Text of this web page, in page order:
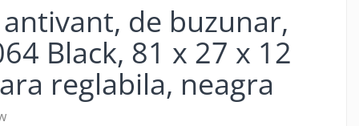
de buzunar,
Black, 81 x 27 x 12
reglabila, neagra